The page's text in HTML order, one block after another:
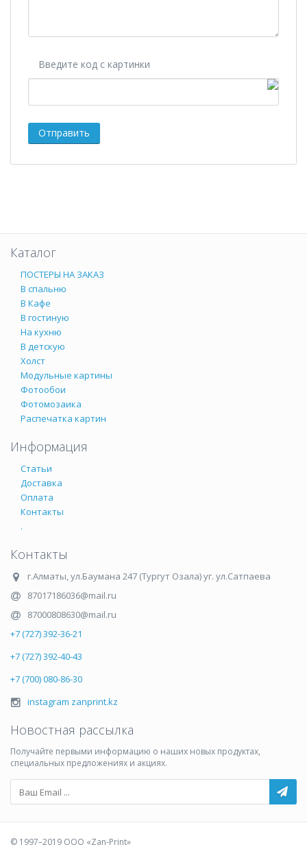
Введите код с картинки
Каталог
ПОСТЕРЫ НА ЗАКАЗ
В спальню
В Кафе
В гостиную
На кухню
В детскую
Холст
Модульные картины
Фотообои
Фотомозаика
Распечатка картин
Информация
Статьи
Доставка
Оплата
Контакты
.
Контакты
г.Алматы,ул.Баумана 247 (Тургут Озала) уг. ул.Сатпаева
87017186036@mail.ru
87000808630@mail.ru
+7 (727) 392-36-21
+7 (727) 392-40-43
+7 (700) 080-86-30
instagram zanprint.kz
Новостная рассылка
Получайте первыми информацию о наших новых продуктах,
специальных предложениях и акциях.
© 1997–2019 ООО «Zan-Print»